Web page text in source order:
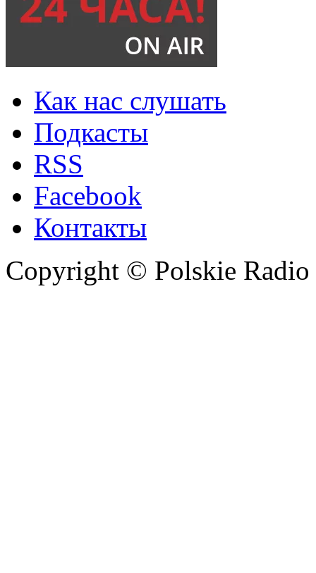
Как нас слушать
Подкасты
RSS
Facebook
Контакты
Copyright © Polskie